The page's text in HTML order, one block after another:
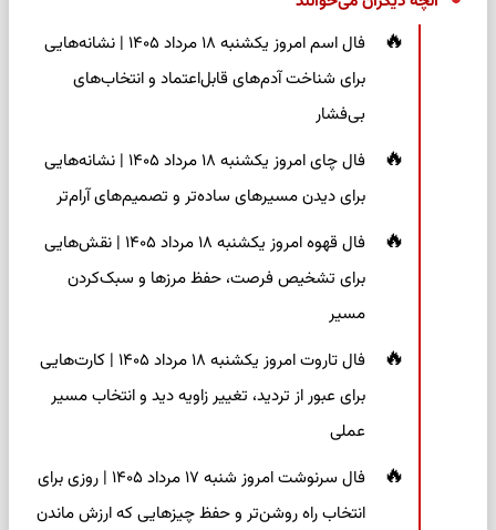
فال اسم امروز یکشنبه ۱۸ مرداد ۱۴۰۵ | نشانه‌هایی
برای شناخت آدم‌های قابل‌اعتماد و انتخاب‌های
بی‌فشار
فال چای امروز یکشنبه ۱۸ مرداد ۱۴۰۵ | نشانه‌هایی
برای دیدن مسیرهای ساده‌تر و تصمیم‌های آرام‌تر
فال قهوه امروز یکشنبه ۱۸ مرداد ۱۴۰۵ | نقش‌هایی
برای تشخیص فرصت، حفظ مرزها و سبک‌کردن
مسیر
فال تاروت امروز یکشنبه ۱۸ مرداد ۱۴۰۵ | کارت‌هایی
برای عبور از تردید، تغییر زاویه دید و انتخاب مسیر
عملی
فال سرنوشت امروز شنبه ۱۷ مرداد ۱۴۰۵ | روزی برای
انتخاب راه روشن‌تر و حفظ چیزهایی که ارزش ماندن